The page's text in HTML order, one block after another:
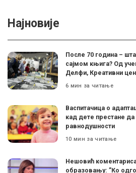
Најновије
После 70 година –
сајмом књига? Од
Делфи, Креативни
6 мин за читање
Васпитачица о
кад дете престане да
равнодушности
10 мин за читање
Нешовић
образовању: ”Ко